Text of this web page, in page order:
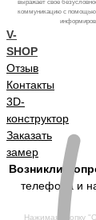
выражает свое
коммуникацию с помощью
V-
SHOP
Отзыв
Контакты
3D-
конструктор
Заказать
замер
Возникли
телефона и
Нажимая кнопку